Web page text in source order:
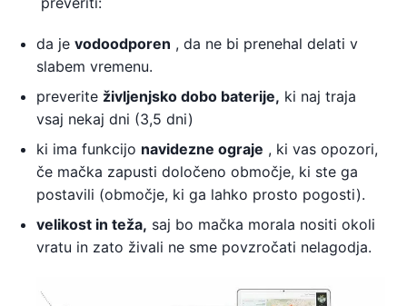
da je vodoodporen , da ne bi prenehal delati v
slabem vremenu.
preverite življenjsko dobo baterije, ki naj traja
vsaj nekaj dni (3,5 dni)
ki ima funkcijo navidezne ograje , ki vas opozori,
če mačka zapusti določeno območje, ki ste ga
postavili (območje, ki ga lahko prosto pogosti).
velikost in teža, saj bo mačka morala nositi okoli
vratu in zato živali ne sme povzročati nelagodja.